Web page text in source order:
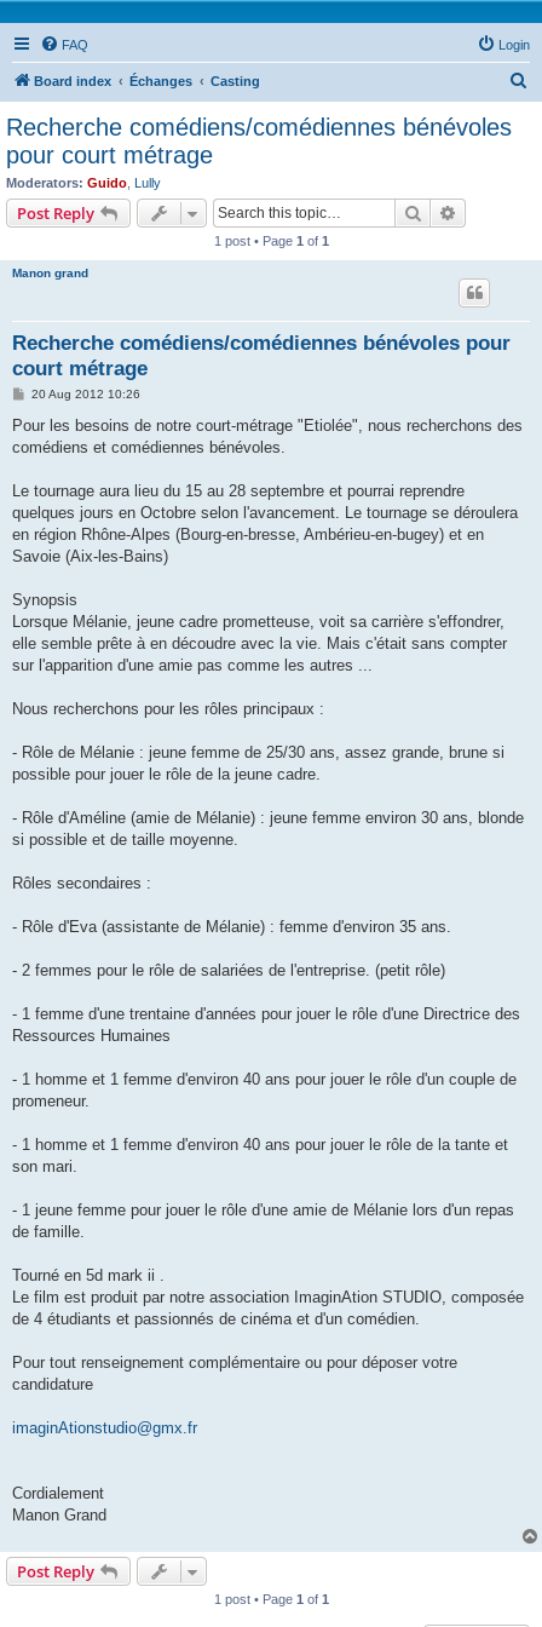
FAQ Login
Board index Échanges Casting
Recherche comédiens/comédiennes bénévoles
pour court métrage
Moderators: Guido Lully
Post Reply Search
1 post • Page 1 of 1
Manon grand
Recherche comédiens/comédiennes bénévoles pour
court métrage
P
s
20 Aug 2012 10:26
Pour les besoins de notre court-métrage "Etiolée", nous recherchons des
comédiens et comédiennes bénévoles.
Le tournage aura lieu du 15 au 28 septembre et pourrai reprendre
quelques jours en Octobre selon l'avancement. Le tournage se déroulera
en région Rhône-Alpes (Bourg-en-bresse, Ambérieu-en-bugey) et en
Savoie (Aix-les-Bains)
Synopsis
Lorsque Mélanie, jeune cadre prometteuse, voit sa carrière s'effondrer,
elle semble prête à en découdre avec la vie. Mais c'était sans compter
sur l'apparition d'une amie pas comme les autres ...
Nous recherchons pour les rôles principaux :
- Rôle de Mélanie : jeune femme de 25/30 ans, assez grande, brune si
possible pour jouer le rôle de la jeune cadre.
- Rôle d'Améline (amie de Mélanie) : jeune femme environ 30 ans, blonde
si possible et de taille moyenne.
Rôles secondaires :
- Rôle d'Eva (assistante de Mélanie) : femme d'environ 35 ans.
- 2 femmes pour le rôle de salariées de l'entreprise. (petit rôle)
- 1 femme d'une trentaine d'années pour jouer le rôle d'une Directrice des
Ressources Humaines
- 1 homme et 1 femme d'environ 40 ans pour jouer le rôle d'un couple de
promeneur.
- 1 homme et 1 femme d'environ 40 ans pour jouer le rôle de la tante et
son mari.
- 1 jeune femme pour jouer le rôle d'une amie de Mélanie lors d'un repas
de famille.
Tourné en 5d mark ii .
Le film est produit par notre association ImaginAtion STUDIO, composée
de 4 étudiants et passionnés de cinéma et d'un comédien.
Pour tout renseignement complémentaire ou pour déposer votre
candidature
imaginAtionstudio@gmx.fr
Cordialement
Manon Grand
Post Reply
1 post • Page 1 of 1